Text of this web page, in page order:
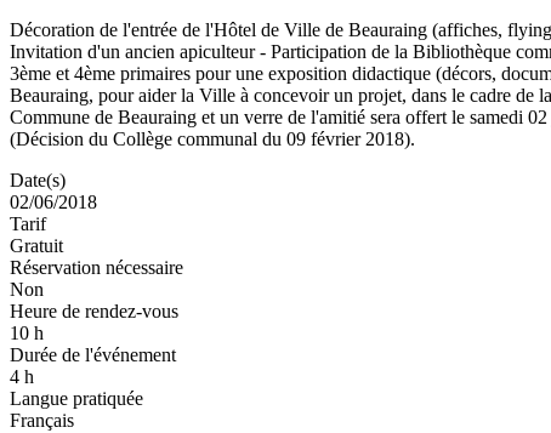
Décoration de l'entrée de l'Hôtel de Ville de Beauraing (affiches,
Invitation d'un ancien apiculteur - Participation de la Bibliothèque
3ème et 4ème primaires pour une exposition didactique (décors,
Beauraing, pour aider la Ville à concevoir un projet, dans le cadre de
Commune de Beauraing et un verre de l'amitié sera offert le samedi
(Décision du Collège communal du 09 février 2018).
Date(s)
02/06/2018
Tarif
Gratuit
Réservation nécessaire
Non
Heure de rendez-vous
10 h
Durée de l'événement
4 h
Langue pratiquée
Français